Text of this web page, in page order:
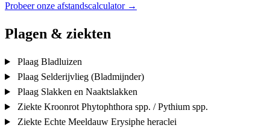
Probeer onze afstandscalculator →
Plagen & ziekten
Plaag Bladluizen
Plaag Selderijvlieg (Bladmijnder)
Plaag Slakken en Naaktslakken
Ziekte Kroonrot Phytophthora spp. / Pythium spp.
Ziekte Echte Meeldauw Erysiphe heraclei